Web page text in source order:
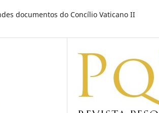
documentos do Concílio Vaticano II